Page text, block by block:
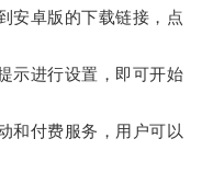
卓版的下载链接，点
进行设置，即可开始
付费服务，用户可以